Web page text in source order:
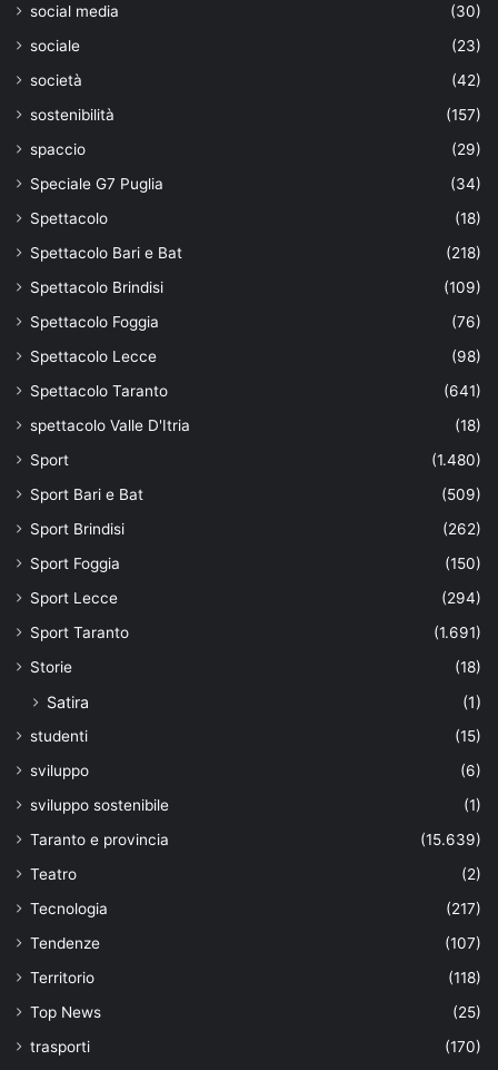
social media
(30)
sociale
(23)
società
(42)
sostenibilità
(157)
spaccio
(29)
Speciale G7 Puglia
(34)
Spettacolo
(18)
Spettacolo Bari e Bat
(218)
Spettacolo Brindisi
(109)
Spettacolo Foggia
(76)
Spettacolo Lecce
(98)
Spettacolo Taranto
(641)
spettacolo Valle D'Itria
(18)
Sport
(1.480)
Sport Bari e Bat
(509)
Sport Brindisi
(262)
Sport Foggia
(150)
Sport Lecce
(294)
Sport Taranto
(1.691)
Storie
(18)
Satira (1)
studenti
(15)
sviluppo
(6)
sviluppo sostenibile
(1)
Taranto e provincia
(15.639)
Teatro
(2)
Tecnologia
(217)
Tendenze
(107)
Territorio
(118)
Top News
(25)
trasporti
(170)